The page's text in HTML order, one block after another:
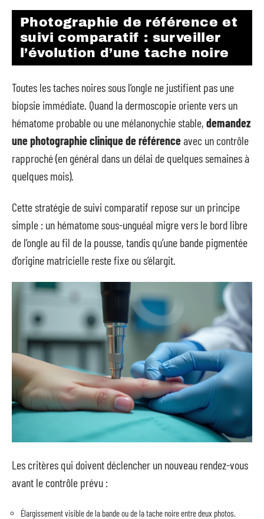
Photographie de référence et
suivi comparatif : surveiller
l’évolution d’une tache noire
Toutes les taches noires sous l’ongle ne justifient pas une
biopsie immédiate. Quand la dermoscopie oriente vers un
hématome probable ou une mélanonychie stable, demandez
une photographie clinique de référenceavec un contrôle
rapproché (en général dans un délai de quelques semaines à
quelques mois).
Cette stratégie de suivi comparatif repose sur un principe
simple : un hématome sous-unguéal migre vers le bord libre
de l’ongle au fil de la pousse, tandis qu’une bande pigmentée
d’origine matricielle reste fixe ou s’élargit.
Les critères qui doivent déclencher un nouveau rendez-vous
avant le contrôle prévu :
Élargissement visible de la bande ou de la tache noire entre deux photos.